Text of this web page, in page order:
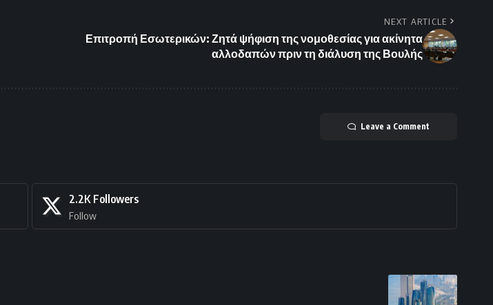
NEXT ARTICLE
Επιτροπή Εσωτερικών: Ζητά ψήφιση της νομοθεσίας για ακίνητα
αλλοδαπών πριν τη διάλυση της Βουλής
Leave a Comment
2.2K Followers
Follow